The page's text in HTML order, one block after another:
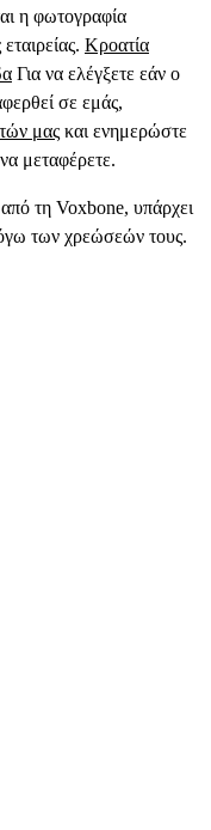
η φωτογραφία
Κροατία
Για να ελέγξετε εάν ο
σε εμάς,
μας και ενημερώστε
μεταφέρετε.
τη Voxbone, υπάρχει
των χρεώσεών τους.